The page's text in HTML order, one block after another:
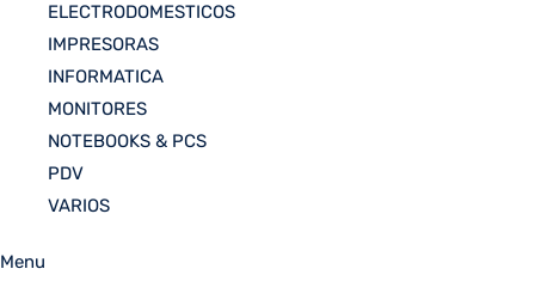
ELECTRODOMESTICOS
IMPRESORAS
INFORMATICA
MONITORES
NOTEBOOKS & PCS
PDV
VARIOS
Menu